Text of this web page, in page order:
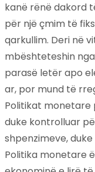
kanë rënë dakord
për një çmim të
qarkullim. Deri në
mbështeteshin
parasë letër apo
ar, por mund të
Politikat monetare
duke kontrolluar
shpenzimeve,
Politika monetare